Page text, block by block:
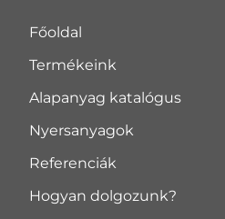
Főoldal
Termékeink
Alapanyag katalógus
Nyersanyagok
Referenciák
Hogyan dolgozunk?